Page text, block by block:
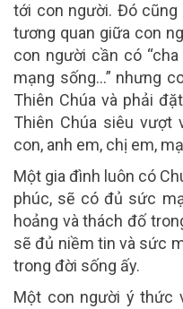
tới con người. Đó
tương quan giữa con
con người cần có
mạng sống…” nhưng
Thiên Chúa và phải
Thiên Chúa siêu vượt
con, anh em, chị em,
Một gia đình luôn có
phúc, sẽ có đủ sức
hoảng và thách đố
sẽ đủ niềm tin và sức
trong đời sống ấy.
Một con người ý thức